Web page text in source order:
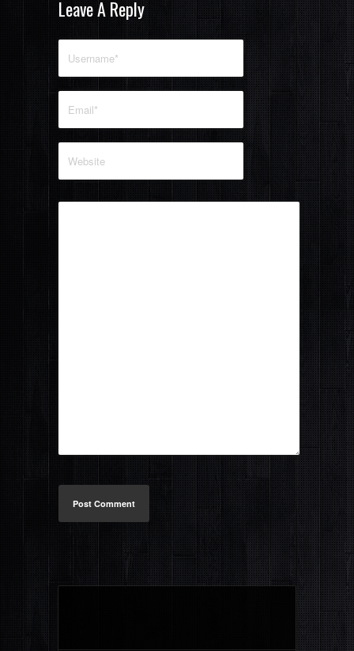
Leave A Reply
Post Comment